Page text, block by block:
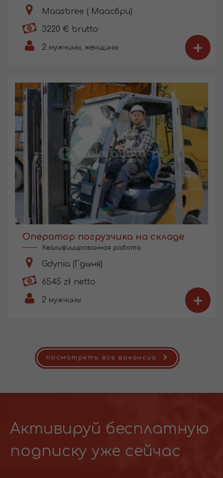
Maasbree ( Маасбри)
3220 € brutto
2 мужчины, женщины +
Оператор погрузчика на складе
Квалифицированная работа
Gdynia (Гдыня)
6545 zł netto
2 мужчины +
посмотреть все вакансии
Активируй бесплатную
подписку уже сейчас